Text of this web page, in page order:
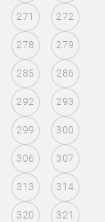
271 272
278 279
285 286
292 293
299 300
306 307
313 314
320 321